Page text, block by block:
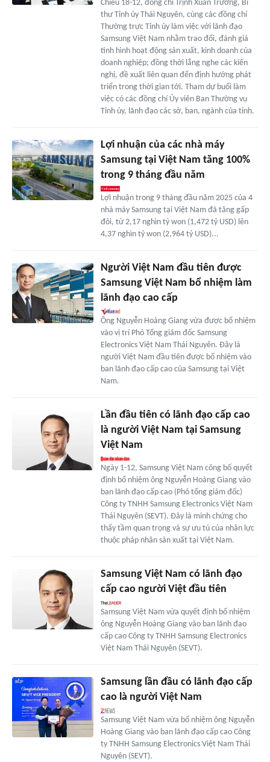
Chiều 18-12, đồng chí Trịnh Xuân Trường, Bí
thư Tỉnh ủy Thái Nguyên, cùng các đồng chí
Thường trực Tỉnh ủy làm việc với lãnh đạo
Samsung Việt Nam nhằm trao đổi, đánh giá
tình hình hoạt động sản xuất, kinh doanh của
doanh nghiệp; đồng thời lắng nghe các kiến
nghị, đề xuất liên quan đến định hướng phát
triển trong thời gian tới. Tham dự buổi làm
việc có các đồng chí Ủy viên Ban Thường vụ
Tỉnh ủy, lãnh đạo các sở, ban, ngành của tỉnh.
Lợi nhuận của các nhà máy
Samsung tại Việt Nam tăng 100%
trong 9 tháng đầu năm
Lợi nhuận trong 9 tháng đầu năm 2025 của 4
nhà máy Samsung tại Việt Nam đã tăng gấp
đôi, từ 2,17 nghìn tỷ won (1,472 tỷ USD) lên
4,37 nghìn tỷ won (2,964 tỷ USD)...
Người Việt Nam đầu tiên được
Samsung Việt Nam bổ nhiệm làm
lãnh đạo cao cấp
Ông Nguyễn Hoàng Giang vừa được bổ nhiệm
vào vị trí Phó Tổng giám đốc Samsung
Electronics Việt Nam Thái Nguyên. Đây là
người Việt Nam đầu tiên được bổ nhiệm vào
ban lãnh đạo cấp cao của Samsung tại Việt
Nam.
Lần đầu tiên có lãnh đạo cấp cao
là người Việt Nam tại Samsung
Việt Nam
Ngày 1-12, Samsung Việt Nam công bố quyết
định bổ nhiệm ông Nguyễn Hoàng Giang vào
ban lãnh đạo cấp cao (Phó tổng giám đốc)
Công ty TNHH Samsung Electronics Việt Nam
Thái Nguyên (SEVT). Đây là minh chứng cho
thấy tầm quan trọng và sự ưu tú của nhân lực
thuộc pháp nhân sản xuất tại Việt Nam.
Samsung Việt Nam có lãnh đạo
cấp cao người Việt đầu tiên
Samsung Việt Nam vừa quyết định bổ nhiệm
ông Nguyễn Hoàng Giang vào ban lãnh đạo
cấp cao Công ty TNHH Samsung Electronics
Việt Nam Thái Nguyên (SEVT).
Samsung lần đầu có lãnh đạo cấp
cao là người Việt Nam
Samsung Việt Nam vừa bổ nhiệm ông Nguyễn
Hoàng Giang vào ban lãnh đạo cấp cao Công
ty TNHH Samsung Electronics Việt Nam Thái
Nguyên (SEVT).